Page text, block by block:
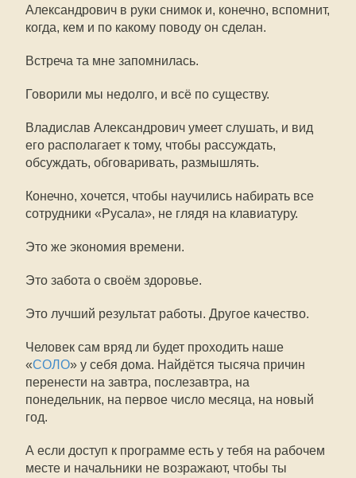
Александрович в руки снимок и, конечно, вспомнит,
когда, кем и по какому поводу он сделан.
Встреча та мне запомнилась.
Говорили мы недолго, и всё по существу.
Владислав Александрович умеет слушать, и вид
его располагает к тому, чтобы рассуждать,
обсуждать, обговаривать, размышлять.
Конечно, хочется, чтобы научились набирать все
сотрудники «Русала», не глядя на клавиатуру.
Это же экономия времени.
Это забота о своём здоровье.
Это лучший результат работы. Другое качество.
Человек сам вряд ли будет проходить наше
«СОЛО» у себя дома. Найдётся тысяча причин
перенести на завтра, послезавтра, на
понедельник, на первое число месяца, на новый
год.
А если доступ к программе есть у тебя на рабочем
месте и начальники не возражают, чтобы ты